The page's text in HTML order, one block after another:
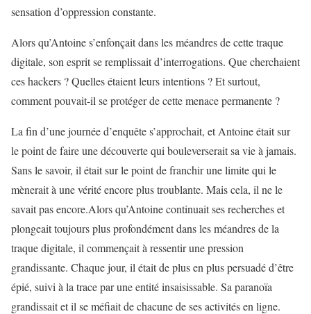
sensation d’oppression constante.
Alors qu’Antoine s’enfonçait dans les méandres de cette traque
digitale, son esprit se remplissait d’interrogations. Que cherchaient
ces hackers ? Quelles étaient leurs intentions ? Et surtout,
comment pouvait-il se protéger de cette menace permanente ?
La fin d’une journée d’enquête s’approchait, et Antoine était sur
le point de faire une découverte qui bouleverserait sa vie à jamais.
Sans le savoir, il était sur le point de franchir une limite qui le
mènerait à une vérité encore plus troublante. Mais cela, il ne le
savait pas encore.Alors qu’Antoine continuait ses recherches et
plongeait toujours plus profondément dans les méandres de la
traque digitale, il commençait à ressentir une pression
grandissante. Chaque jour, il était de plus en plus persuadé d’être
épié, suivi à la trace par une entité insaisissable. Sa paranoïa
grandissait et il se méfiait de chacune de ses activités en ligne.